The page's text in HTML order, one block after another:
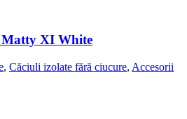
Matty XI White
, Căciuli izolate fără ciucure, Accesorii